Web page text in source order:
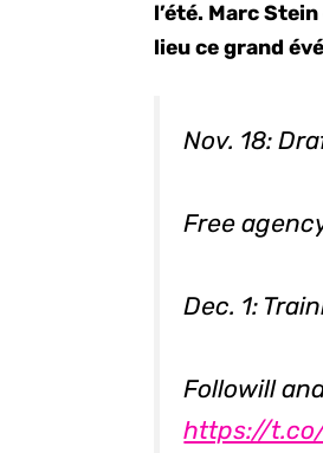
l’été. Marc
lieu ce grand
Nov. 18:
Free
Dec. 1:
Followill
https://t.co/